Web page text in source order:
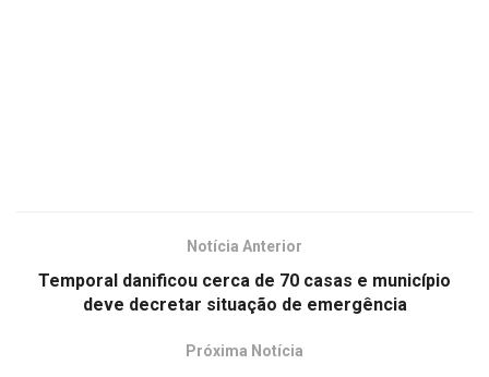
Notícia Anterior
Temporal danificou cerca de 70 casas e município
deve decretar situação de emergência
Próxima Notícia